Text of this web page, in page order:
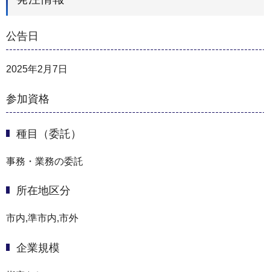
公告日
2025年2月7日
参加資格
種目（委託）
事務・業務の委託
所在地区分
市内,準市内,市外
企業規模